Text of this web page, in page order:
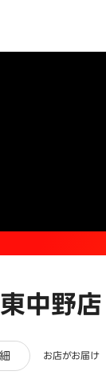
中野店
ー お店がお届け